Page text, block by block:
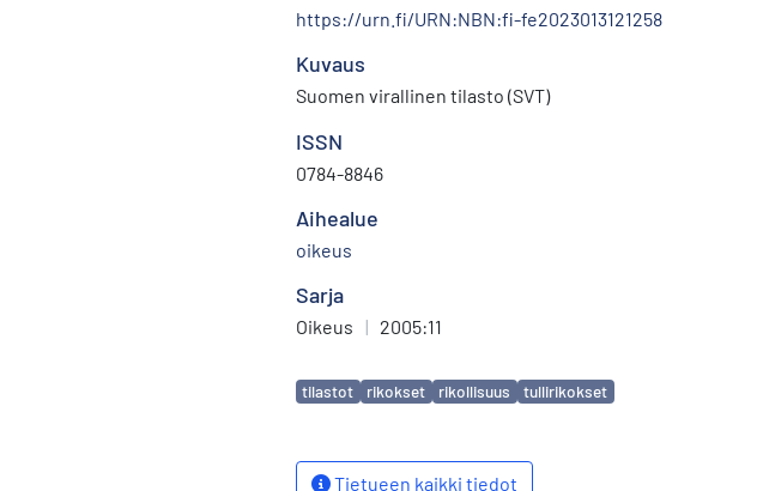
https://urn.fi/URN:NBN:fi-fe2023013121258
Kuvaus
Suomen virallinen tilasto (SVT)
ISSN
0784-8846
Aihealue
oikeus
Sarja
Oikeus | 2005:11
Avainsanat
tilastot rikokset rikollisuus tullirikokset
Tietueen kaikki tiedot